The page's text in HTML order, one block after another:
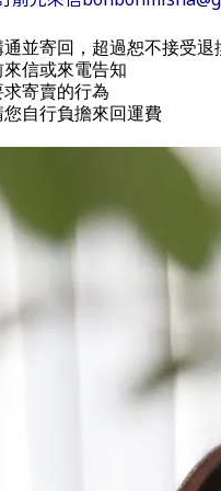
通並寄回，超過恕不接受
信或來電告知
寄賣的行為
自行負擔來回運費